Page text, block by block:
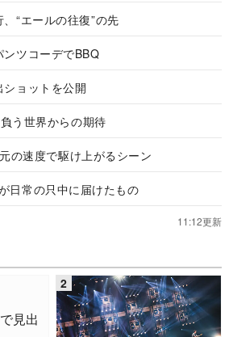
“エールの往復”の先
ツコーデでBBQ
ョットを公開
う世界からの期待
の速度で駆け上がるシーン
日常の只中に届けたもの
11:12更新